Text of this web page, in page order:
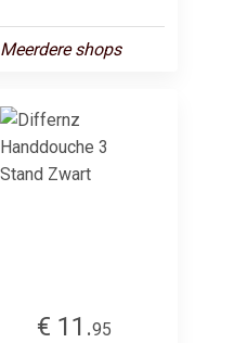
Meerdere shops
€ 11.95